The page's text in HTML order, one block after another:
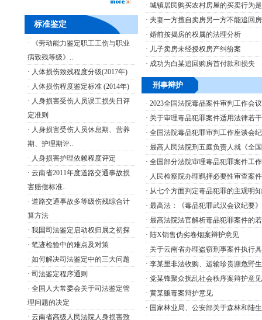
标准鉴定
·
《劳动能力鉴定职工工伤与职业
病致残等级》..
· 人体损伤致残程度分级(2017年)
· 人体损伤程度鉴定标准 (2014年)
· 人身损害受伤人员误工损失日评
定准则
· 人身损害受伤人员休息期、营养
期、护理期评..
· 人身损害护理依赖程度评定
· 云南省2011年度道路交通事故损
害赔偿标准..
· 道路交通事故多等级伤残综合计
算方法
· 我国司法鉴定启动权归属之初探
· 笔迹检验中的难点及对策
· 如何解决司法鉴定中的三大问题
· 司法鉴定程序通则
· 全国人大常委会关于司法鉴定管
理问题的决定
· 云南省高级人民法院人身损害致
· 城镇居民购买农村房屋的买卖行为
· 夫妻一方擅自卖房另一方不能追回
· 婚前按揭房的权属的法理分析
· 儿子卖房未经授权房产纠纷案
· 成功为白某追回购房首付款和损失
刑事辩护
· 2023全国法院毒品案件审判工作会
· 关于审理毒品犯罪案件适用法律若
· 全国法院毒品犯罪审判工作座谈会
· 最高人民法院刑五庭负责人就《全
· 全国部分法院审理毒品犯罪案件工
· 人民检察院办理羁押必要性审查案
· 从七个方面判定毒品犯罪的主观明知
· 最高法：《毒品犯罪武汉会议纪要
· 最高法院法官解析毒品犯罪案件的
· 陆X销售伪劣卷烟案辩护意见
· 关于云南省办理盗窃刑事案件执行
· 李某里非法收购、运输珍贵濒危野
· 党某锋聚众扰乱社会秩序案辩护意见
· 黄某贩毒案辩护意见
· 国家林业局、公安部关于森林和陆